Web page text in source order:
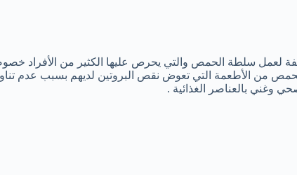
لعمل سلطة الحمص والتي يحرص عليها الكثير من الأفراد خصوصاً
الحمص من الأطعمة التي تعوض نقص البروتين لديهم بسبب عدم
بالعناصر الغذائية .